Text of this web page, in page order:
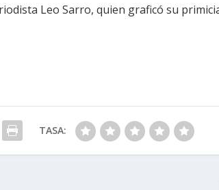
Leo Sarro, quien graficó su
TASA: